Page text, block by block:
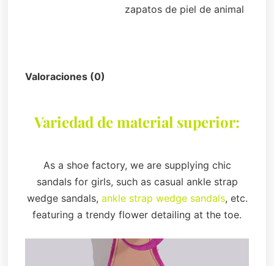
zapatos de piel de animal
Valoraciones (0)
Variedad de material superior:
As a shoe factory, we are supplying chic
sandals for girls, such as casual ankle strap
wedge sandals, ankle strap wedge sandals, etc.
featuring a trendy flower detailing at the toe.